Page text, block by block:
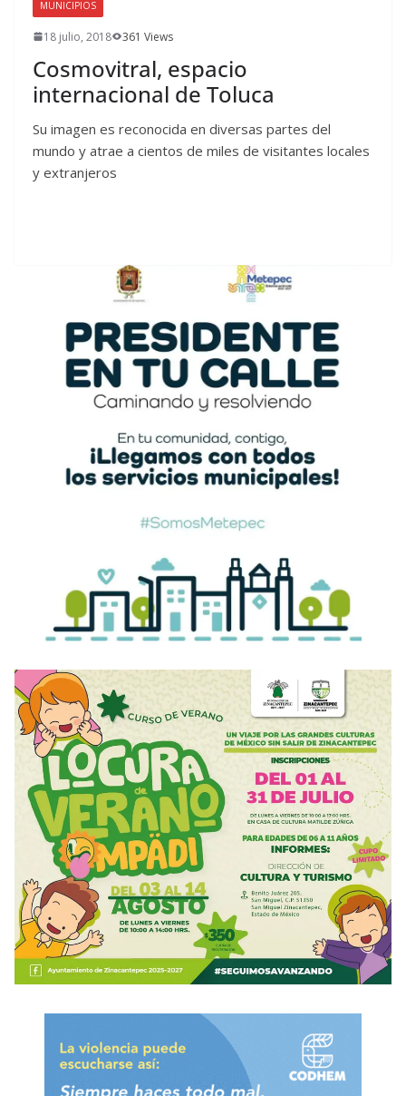
MUNICIPIOS
18 julio, 2018 361 Views
Cosmovitral, espacio
internacional de Toluca
Su imagen es reconocida en diversas partes del
mundo y atrae a cientos de miles de visitantes locales
y extranjeros